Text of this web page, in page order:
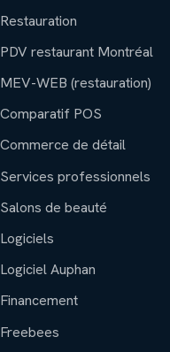
Restauration
PDV restaurant Montréal
MEV-WEB (restauration)
Comparatif POS
Commerce de détail
Services professionnels
Salons de beauté
Logiciels
Logiciel Auphan
Financement
Freebees